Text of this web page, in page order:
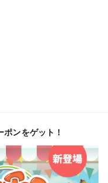
ンをゲット！